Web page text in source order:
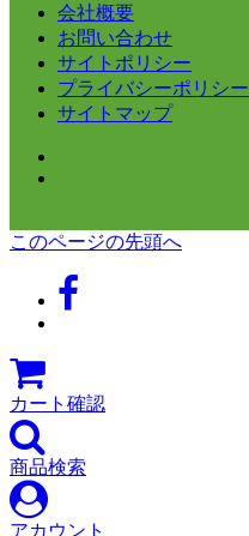
会社概要
お問い合わせ
サイトポリシー
プライバシーポリシー
サイトマップ
このページの先頭へ
カート確認
商品検索
アカウント